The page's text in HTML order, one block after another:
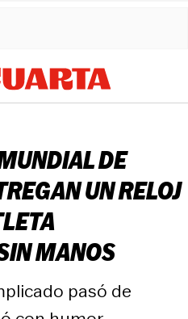
DE
UN RELOJ
MANOS
pasó de